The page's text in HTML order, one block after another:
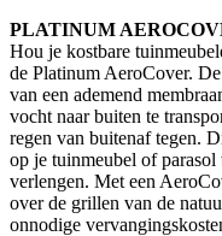
PLATINUM
Hou je kostbare
de Platinum AeroCover.
van een ademend
vocht naar buiten te
regen van buitenaf tegen.
op je tuinmeubel of parasol
verlengen. Met een
over de grillen van de
onnodige